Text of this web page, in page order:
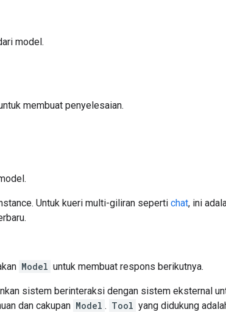
model.
membuat penyelesaian.
Untuk kueri multi-giliran seperti chat, ini
Model untuk membuat respons berikutnya.
sistem berinteraksi dengan sistem eksternal
dan cakupan Model . Tool yang didukung